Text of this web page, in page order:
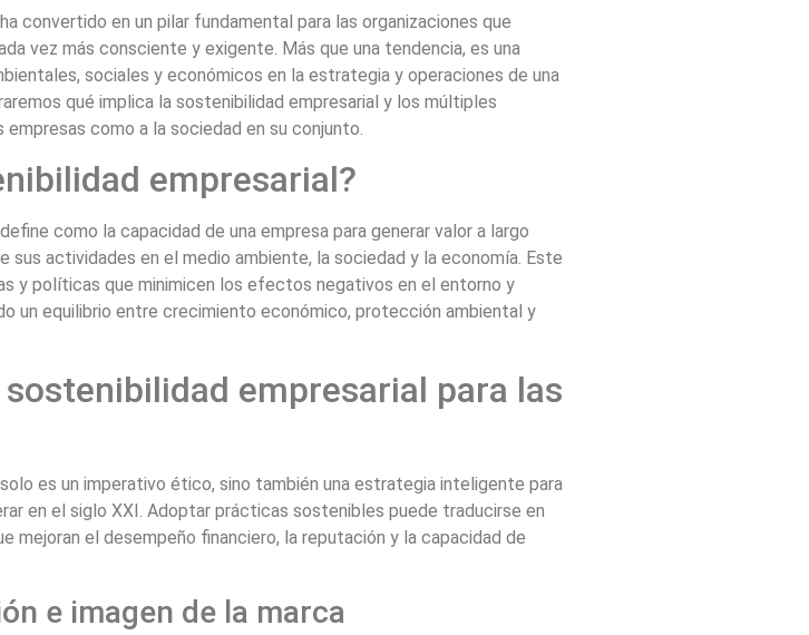
convertido en un pilar fundamental para las organizaciones que
vez más consciente y exigente. Más que una tendencia, es una
sociales y económicos en la estrategia y operaciones de una
qué implica la sostenibilidad empresarial y los múltiples
como a la sociedad en su conjunto.
empresarial?
como la capacidad de una empresa para generar valor a largo
sus actividades en el medio ambiente, la sociedad y la economía. Este
y políticas que minimicen los efectos negativos en el entorno y
un equilibrio entre crecimiento económico, protección ambiental y
empresarial para las
es un imperativo ético, sino también una estrategia inteligente para
en el siglo XXI. Adoptar prácticas sostenibles puede traducirse en
mejoran el desempeño financiero, la reputación y la capacidad de
e imagen de la marca